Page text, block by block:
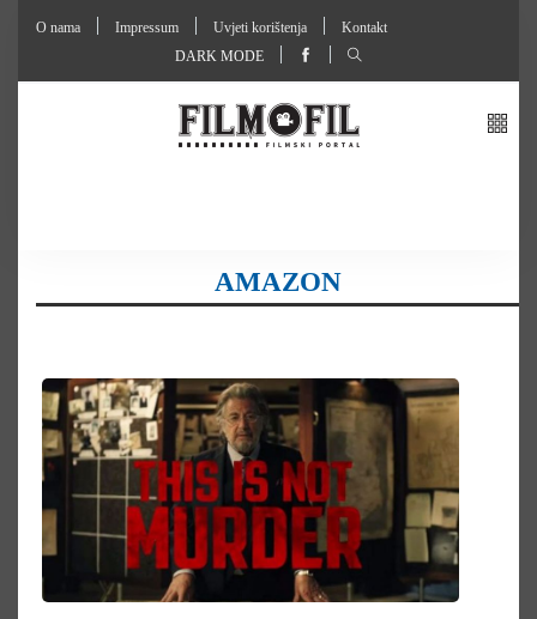
O nama Impressum Uvjeti korištenja
Kontakt
DARK MODE
AMAZON